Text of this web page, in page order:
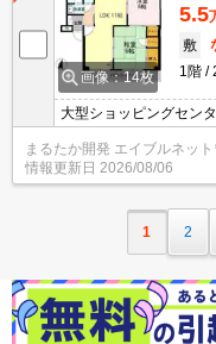
画像：14枚
5.5
敷
1階
大型ショッピングセン
ります！！どこに行く
好で暖かく洗濯物や布
族のコミュニケーショ
が、隣同士が水周りな
まるたか開発 エイブルネッ
情報更新日 2026/08/06
1 2